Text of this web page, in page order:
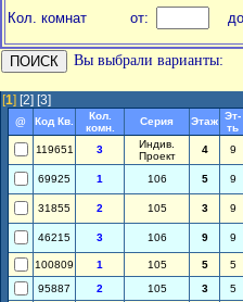
Кол. комнат от:
Вы выбрали варианты:
[1] [2] [3]
@ Код Кв.
Кол.
комн.
Серия Этаж Эт-
ть
119651
3
Индив.
Проект
4 9
69925 1 106 5 9
31855 2 105 3 9
46215 3 106 9 9
100809 1 105 5 5
95887
2 105 3 5